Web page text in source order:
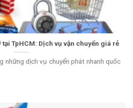
TpHCM: Dịch vụ vận chuyển giá rẻ
những dịch vụ chuyển phát nhanh quốc